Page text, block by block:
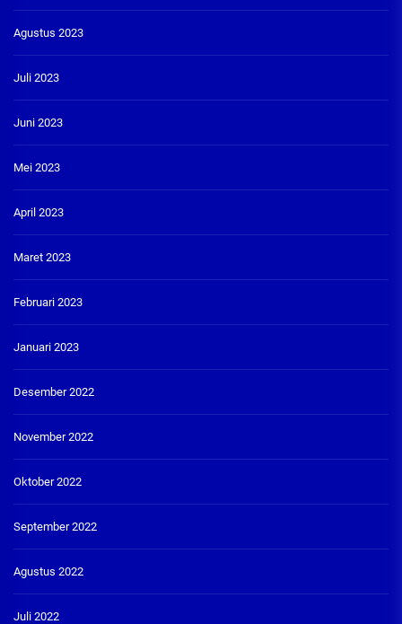
Agustus 2023
Juli 2023
Juni 2023
Mei 2023
April 2023
Maret 2023
Februari 2023
Januari 2023
Desember 2022
November 2022
Oktober 2022
September 2022
Agustus 2022
Juli 2022